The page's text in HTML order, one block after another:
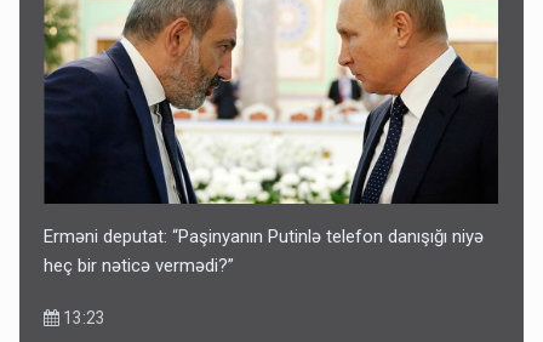
Erməni deputat: “Paşinyanın Putinlə telefon danışığı niyə
heç bir nəticə vermədi?”
13:23